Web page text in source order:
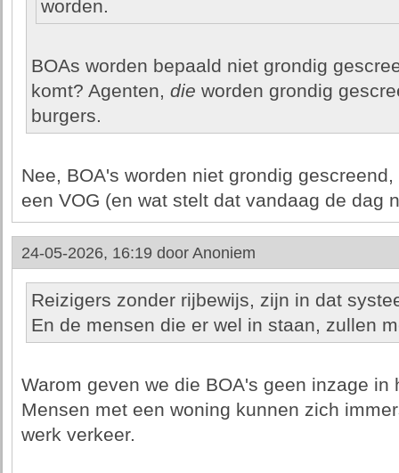
worden.
BOAs worden bepaald niet grondig
komt? Agenten, die worden grondig
burgers.
Nee, BOA's worden niet grondig
een VOG (en wat stelt dat vandaag de dag
24-05-2026, 16:19 door Anoniem
Reizigers zonder rijbewijs, zijn in dat
En de mensen die er wel in staan, zullen
Warom geven we die BOA's geen inzage in
Mensen met een woning kunnen zich
werk verkeer.